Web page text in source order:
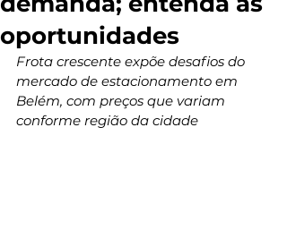
oportunidades
Frota crescente expõe desafios do
mercado de estacionamento em
Belém, com preços que variam
conforme região da cidade